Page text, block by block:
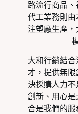
路流行商品、
代工業務則由
注塑廠生產，
大和行銷結合
才，提供無限
決採購人力
創新、用心是
合是我們的服